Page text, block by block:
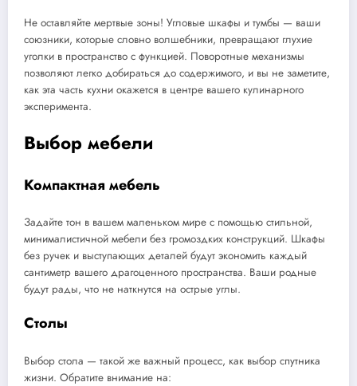
Не оставляйте мертвые зоны! Угловые шкафы и тумбы — ваши
союзники, которые словно волшебники, превращают глухие
уголки в пространство с функцией. Поворотные механизмы
позволяют легко добираться до содержимого, и вы не заметите,
как эта часть кухни окажется в центре вашего кулинарного
эксперимента.
Выбор мебели
Компактная мебель
Задайте тон в вашем маленьком мире с помощью стильной,
минималистичной мебели без громоздких конструкций. Шкафы
без ручек и выступающих деталей будут экономить каждый
сантиметр вашего драгоценного пространства. Ваши родные
будут рады, что не наткнутся на острые углы.
Столы
Выбор стола — такой же важный процесс, как выбор спутника
жизни. Обратите внимание на: